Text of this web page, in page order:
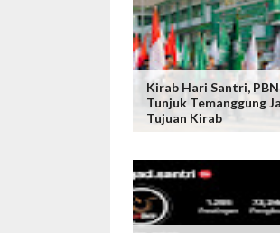
Kirab Hari Santri,
Tunjuk Temanggung
Tujuan Kirab